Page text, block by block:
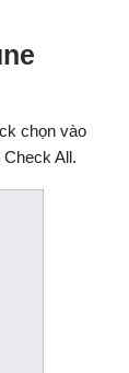
chọn vào
All.